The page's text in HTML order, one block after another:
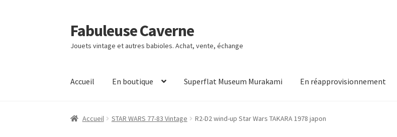
Aller
à
la
Aller
au
contenu
Fabuleuse Caverne
Jouets vintage et autres babioles. Achat, vente, échange
Accueil En boutique Superflat Museum Murakami En réapprovisionnement
Accueil STAR WARS 77-83 Vintage R2-D2 wind-up Star Wars TAKARA 1978 japon